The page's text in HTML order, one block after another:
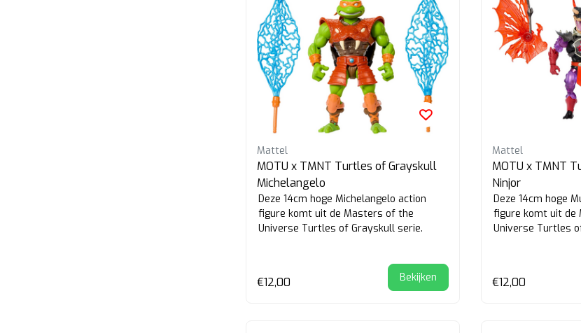
Mattel
MOTU x TMNT Turtles of Grayskull
Michelangelo
Deze 14cm hoge Michelangelo action
figure komt uit de Masters of the
Universe Turtles of Grayskull serie.
€12,00 Bekijken
Mattel
MOTU x TMNT
Ninjor
Deze 14cm hoge
figure komt uit de
Universe Turtles
€12,00